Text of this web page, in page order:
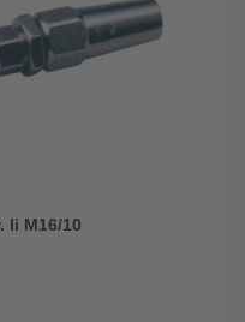
BW Schraubgew. li M16/10